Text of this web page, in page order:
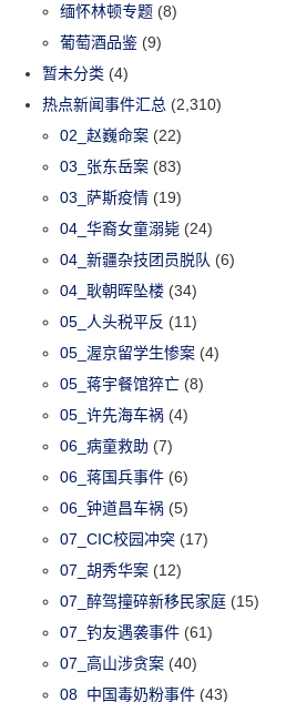
缅怀林顿专题 (8)
葡萄酒品鉴 (9)
暂未分类 (4)
热点新闻事件汇总 (2,310)
02_赵巍命案 (22)
03_张东岳案 (83)
03_萨斯疫情 (19)
04_华裔女童溺毙 (24)
04_新疆杂技团员脱队 (6)
04_耿朝晖坠楼 (34)
05_人头税平反 (11)
05_渥京留学生惨案 (4)
05_蒋宇餐馆猝亡 (8)
05_许先海车祸 (4)
06_病童救助 (7)
06_蒋国兵事件 (6)
06_钟道昌车祸 (5)
07_CIC校园冲突 (17)
07_胡秀华案 (12)
07_醉驾撞碎新移民家庭 (15)
07_钓友遇袭事件 (61)
07_高山涉贪案 (40)
08_中国毒奶粉事件 (43)